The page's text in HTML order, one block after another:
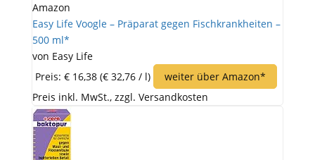
Amazon
Easy Life Voogle – Präparat gegen Fischkrankheiten –
500 ml*
von Easy Life
Preis: € 16,38 (€ 32,76 / l)
weiter über Amazon*
Preis inkl. MwSt., zzgl. Versandkosten